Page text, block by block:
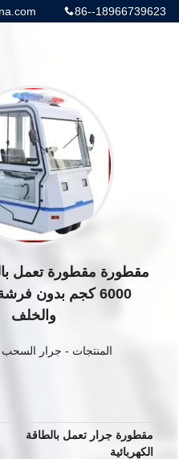
86--18966739623
مقطورة مقطورة تعمل
6000 كجم بدون
والخلف
المنتجات - جرار السحب
مقطورة جرار تعمل بالطاقة
الكهربائية